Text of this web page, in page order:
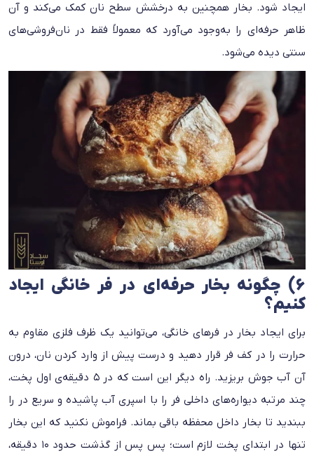
ایجاد شود. بخار همچنین به درخشش سطح نان کمک می‌کند و آن
ظاهر حرفه‌ای را به‌وجود می‌آورد که معمولاً فقط در نان‌فروشی‌های
سنتی دیده می‌شود.
۶) چگونه بخار حرفه‌ای در فر خانگی ایجاد
کنیم؟
برای ایجاد بخار در فرهای خانگی، می‌توانید یک ظرف فلزی مقاوم به
حرارت را در کف فر قرار دهید و درست پیش از وارد کردن نان، درون
آن آب جوش بریزید. راه دیگر این است که در ۵ دقیقه‌ی اول پخت،
چند مرتبه دیواره‌های داخلی فر را با اسپری آب پاشیده و سریع در را
ببندید تا بخار داخل محفظه باقی بماند. فراموش نکنید که این بخار
تنها در ابتدای پخت لازم است؛ پس پس از گذشت حدود ۱۰ دقیقه،